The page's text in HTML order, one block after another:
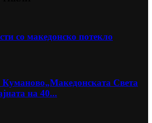
со македонско потекло
Света
на 40...